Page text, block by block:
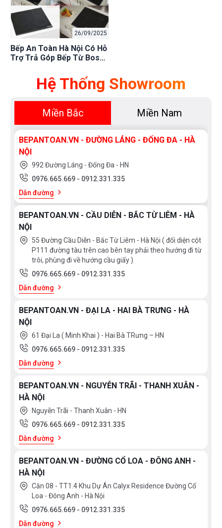
26/09/2025
Bếp An Toàn Hà Nội Có Hỗ
Trợ Trả Góp Bếp Từ Bosch
Hệ Thống Showroom
Miền Bắc Miền Nam
BEPANTOAN.VN - ĐƯỜNG LÁNG - ĐỐNG ĐA - HÀ
NỘI
992 Đường Láng - Đống Đa - HN
0976.665.669 - 0912.331.335
Dẫn đường
BEPANTOAN.VN - CẦU DIỄN - BẮC TỪ LIÊM - HÀ
NỘI
55 Đường Cầu Diễn - Bắc Từ Liêm - Hà Nội ( đối diện cột
P111 đường tàu trên cao bên tay phải theo hướng đi từ
trôi, phùng đi về hướng cầu giấy )
0976.665.669 - 0912.331.335
Dẫn đường
BEPANTOAN.VN - ĐẠI LA - HAI BÀ TRƯNG - HÀ
NỘI
61 Đại La ( Minh Khai ) - Hai Bà TRưng – HN
0976.665.669 - 0912.331.335
Dẫn đường
BEPANTOAN.VN - NGUYỄN TRÃI - THANH XUÂN -
HÀ NỘI
Nguyễn Trãi - Thanh Xuân - HN
0976.665.669 - 0912.331.335
Dẫn đường
BEPANTOAN.VN - ĐƯỜNG CỔ LOA - ĐÔNG ANH -
HÀ NỘI
Căn 08 - TT1.4 Khu Dự Án Calyx Residence Đường Cổ
Loa - Đông Anh - Hà Nội
0976.665.669 - 0912.331.335
Dẫn đường